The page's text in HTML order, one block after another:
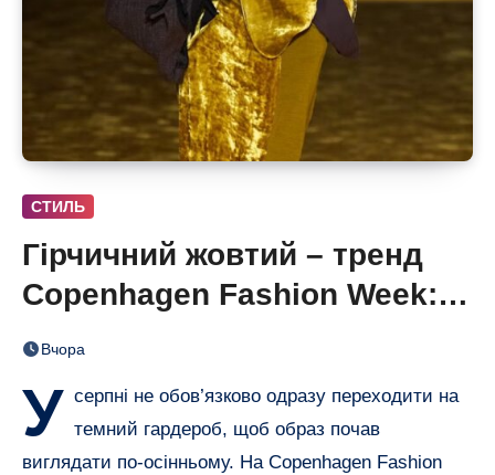
СТИЛЬ
Гірчичний жовтий – тренд
Copenhagen Fashion Week: 6
образів, що переводять літо
Вчора
У серпні не обов’язково одразу переходити на
темний гардероб, щоб образ почав
виглядати по-осінньому. На Copenhagen Fashion